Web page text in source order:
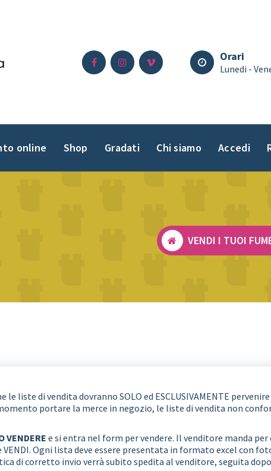
Orari
Lunedi -
online Shop Gradati Chi siamo Accedi
VENDI I TUOI
le liste di vendita dovranno SOLO ed ESCLUSIVAMENTE
portare la merce in negozio, le liste di vendita non
VENDERE e si entra nel form per vendere. Il venditore manda
Ogni lista deve essere presentata in formato excel con
di corretto invio verrà subito spedita al venditore, seguita